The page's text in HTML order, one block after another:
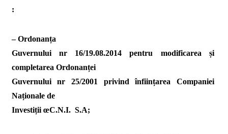
:
– Ordonanța
Guvernului nr 16/19.08.2014 pentru modificarea și
completarea Ordonanței
Guvernului nr 25/2001 privind înființarea Companiei
Naționale de
Investiții œC.N.I.  S.A;